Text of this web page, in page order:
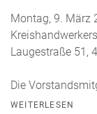
Montag, 9. März
Laugestraße 51,
Die
WEITERLESEN